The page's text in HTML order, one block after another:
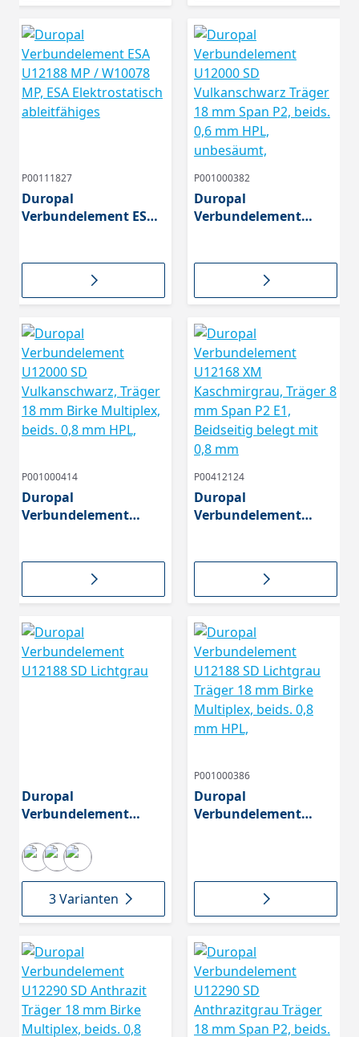
P00111827
Duropal
Verbundelement ESA
Elektrostatisch
ableitfähiges
P001000382
Duropal
Verbundelement
18 mm Span P2, beids.
0,6 mm HPL,
unbesäumt,
P001000414
Duropal
Verbundelement
Träger 18 mm Birke
Multiplex, beids. 0,8
mm HPL,
P00412124
Duropal
Verbundelement
8 mm Span P2 E1,
Beidseitig belegt mit
0,8 mm
Duropal
Verbundelement
3 Varianten
P001000386
Duropal
Verbundelement
mm HPL,